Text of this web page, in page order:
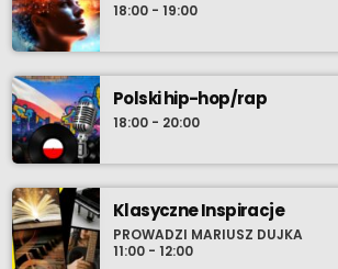
18:00 - 19:00
Polski hip-hop/rap
18:00 - 20:00
Klasyczne Inspiracje
PROWADZI MARIUSZ DUJKA
11:00 - 12:00